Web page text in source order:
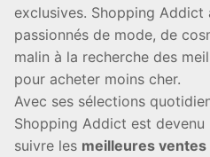
exclusives. Shopping Addict
passionnés de mode, de
malin à la recherche des
pour acheter moins cher.
Avec ses sélections
Shopping Addict est
suivre les meilleures